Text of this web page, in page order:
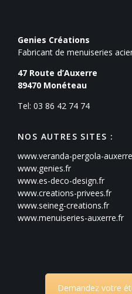
Genies Créations
Fabricant de menuiseries
47 Route d’Auxerre
89470 Monéteau
Tel: 03 86 42 74 74
NOS AUTRES SITES :
www.veranda-pergola-
www.genies.fr
www.es-deco-design.fr
www.creations-privees.fr
www.seineg-creations.fr
www.menuiseries-auxerre.fr
Demandez votre